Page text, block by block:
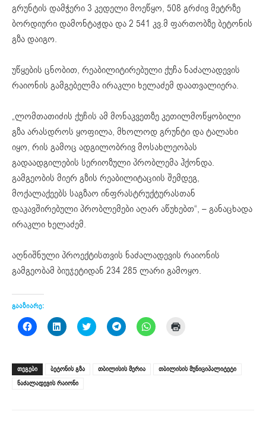
გრუნტის დამჭერი 3 კედელი მოეწყო, 508 გრძივ მეტრზე
ბორდიური დამონტაჟდა და 2 541 კვ.მ ფართობზე ბეტონის
გზა დაიგო.
უწყების ცნობით, რეაბილიტირებული ქუჩა ნაძალადევის
რაიონის გამგებელმა ირაკლი ხელაძემ დაათვალიერა.
„ლომთათიძის ქუჩის ამ მონაკვეთზე კეთილმოწყობილი
გზა არასდროს ყოფილა, მხოლოდ გრუნტი და ტალახი
იყო, რის გამოც ადგილობრივ მოსახლეობას
გადაადგილების სერიოზული პრობლემა ჰქონდა.
გამგეობის მიერ გზის რეაბილიტაციის შემდეგ,
მოქალაქეებს საგზაო ინფრასტრუქტურასთან
დაკავშირებული პრობლემები აღარ აწუხებთ“, – განაცხადა
ირაკლი ხელაძემ.
აღნიშნული პროექტისთვის ნაძალადევის რაიონის
გამგეობამ ბიუჯეტიდან 234 285 ლარი გამოყო.
გააზიარე:
Click
to
(Opens
in
new
window)
Click
to
(Opens
in
new
window)
Click
to
(Opens
in
Click
to
(Opens
in
Click
to
(Opens new
window)
ᲗᲔᲒᲔᲑᲘ ბეტონის გზა თბილისის მერია
თბილისის მუნიციპალიტეტი
ნაძალადევის რაიონი